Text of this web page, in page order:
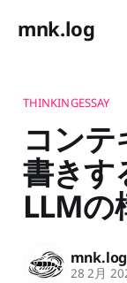
mnk.log
THINKINGESSAY
コン
書き
LLMの
mnk.log
28 2月